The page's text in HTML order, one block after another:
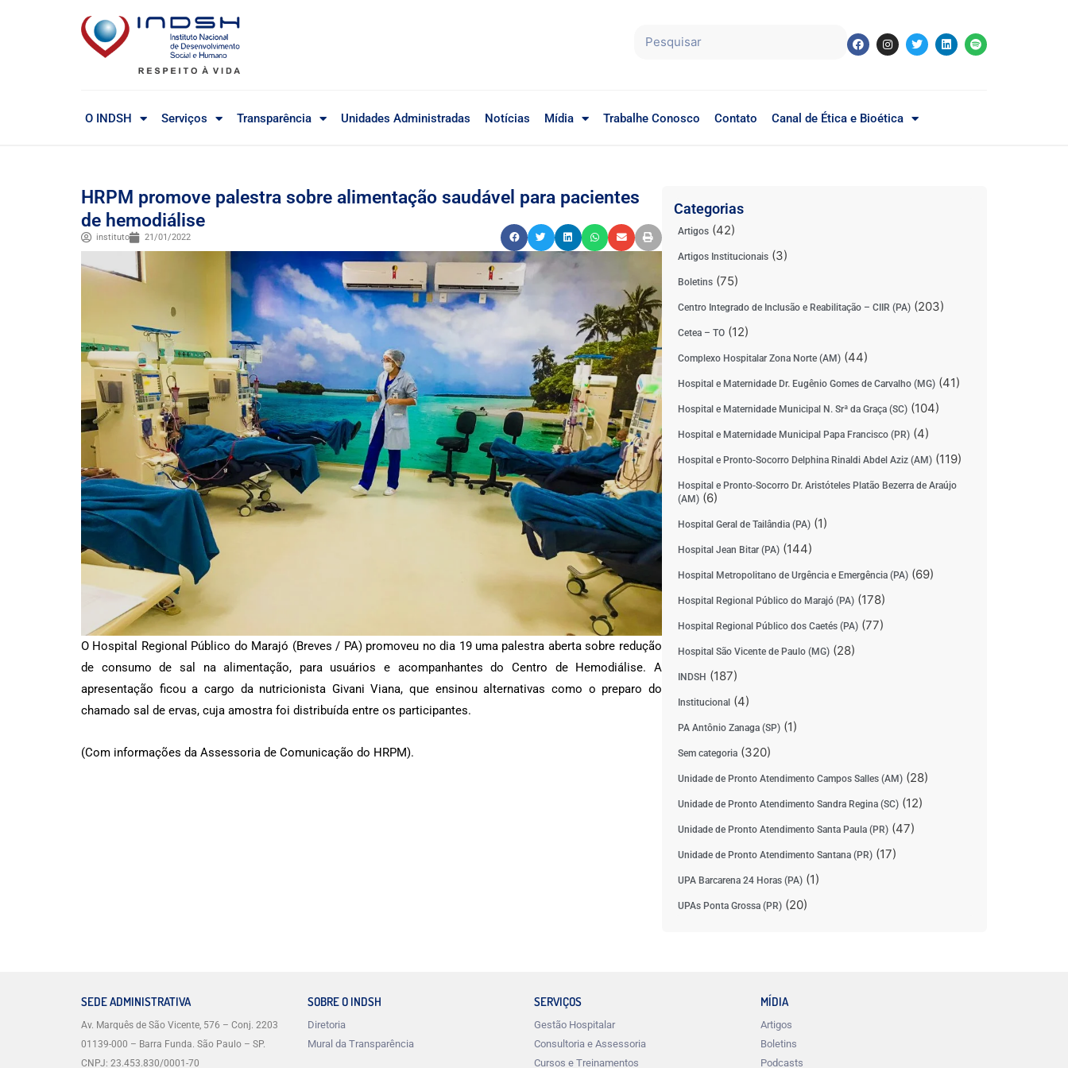
O INDSH Serviços Transparência Unidades Administradas Notícias Mídia Trabalhe Conosco Contato Canal de Ética e Bioética
HRPM promove palestra sobre alimentação saudável para pacientes
de hemodiálise
instituto 21/01/2022
O Hospital Regional Público do Marajó (Breves / PA) promoveu no dia 19 uma palestra aberta sobre redução
de consumo de sal na alimentação, para usuários e acompanhantes do Centro de Hemodiálise. A
apresentação ficou a cargo da nutricionista Givani Viana, que ensinou alternativas como o preparo do
chamado sal de ervas, cuja amostra foi distribuída entre os participantes.
(Com informações da Assessoria de Comunicação do HRPM).
Categorias
Artigos(42)
Artigos Institucionais(3)
Boletins(75)
Centro Integrado de Inclusão e Reabilitação – CIIR (PA)(203)
Cetea – TO(12)
Complexo Hospitalar Zona Norte (AM)(44)
Hospital e Maternidade Dr. Eugênio Gomes de Carvalho (MG)(41)
Hospital e Maternidade Municipal N. Srª da Graça (SC)(104)
Hospital e Maternidade Municipal Papa Francisco (PR)(4)
Hospital e Pronto-Socorro Delphina Rinaldi Abdel Aziz (AM)(119)
Hospital e Pronto-Socorro Dr. Aristóteles Platão Bezerra de Araújo
(AM)(6)
Hospital Geral de Tailândia (PA)(1)
Hospital Jean Bitar (PA)(144)
Hospital Metropolitano de Urgência e Emergência (PA)(69)
Hospital Regional Público do Marajó (PA)(178)
Hospital Regional Público dos Caetés (PA)(77)
Hospital São Vicente de Paulo (MG)(28)
INDSH (187)
Institucional(4)
PA Antônio Zanaga (SP)(1)
Sem categoria(320)
Unidade de Pronto Atendimento Campos Salles (AM)(28)
Unidade de Pronto Atendimento Sandra Regina (SC)(12)
Unidade de Pronto Atendimento Santa Paula (PR)(47)
Unidade de Pronto Atendimento Santana (PR)(17)
UPA Barcarena 24 Horas (PA)(1)
UPAs Ponta Grossa (PR)(20)
SEDE ADMINISTRATIVA
Av. Marquês de São Vicente, 576 – Conj. 2203
01139-000 – Barra Funda. São Paulo – SP.
CNPJ: 23.453.830/0001-70
SOBRE O INDSH
Diretoria
Mural da Transparência
SERVIÇOS
Gestão Hospitalar
Consultoria e Assessoria
Cursos e Treinamentos
MÍDIA
Artigos
Boletins
Podcasts